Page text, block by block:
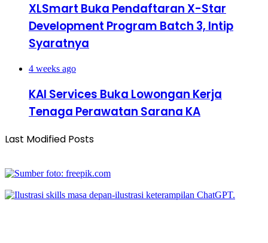
XLSmart Buka Pendaftaran X-Star
Development Program Batch 3, Intip
Syaratnya
4 weeks ago
KAI Services Buka Lowongan Kerja
Tenaga Perawatan Sarana KA
Last Modified Posts